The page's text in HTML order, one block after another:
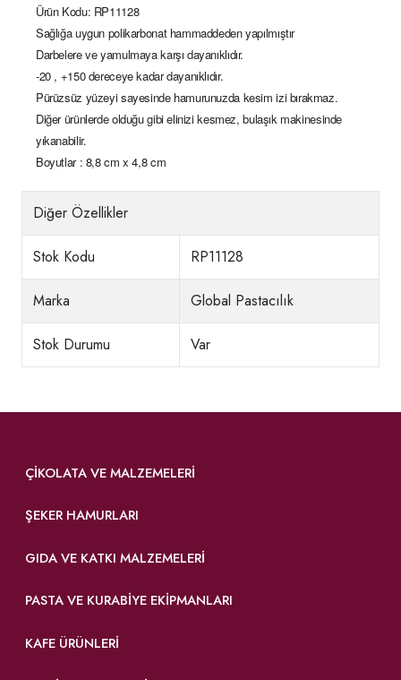
Ürün Kodu: RP11128
Sağlığa uygun polikarbonat hammaddeden yapılmıştır
Darbelere ve yamulmaya karşı dayanıklıdır.
-20 , +150 dereceye kadar dayanıklıdır.
Pürüzsüz yüzeyi sayesinde hamurunuzda kesim izi bırakmaz.
Diğer ürünlerde olduğu gibi elinizi kesmez, bulaşık makinesinde
yıkanabilir.
Boyutlar : 8,8cm x 4,8 cm
Diğer Özellikler
Stok Kodu RP11128
Marka Global Pastacılık
Stok Durumu Var
ÇIKOLATA VE MALZEMELERI
ŞEKER HAMURLARI
GIDA VE KATKI MALZEMELERI
PASTA VE KURABIYE EKIPMANLARI
KAFE ÜRÜNLERI